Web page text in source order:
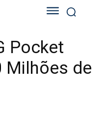
Pocket
Milhões de